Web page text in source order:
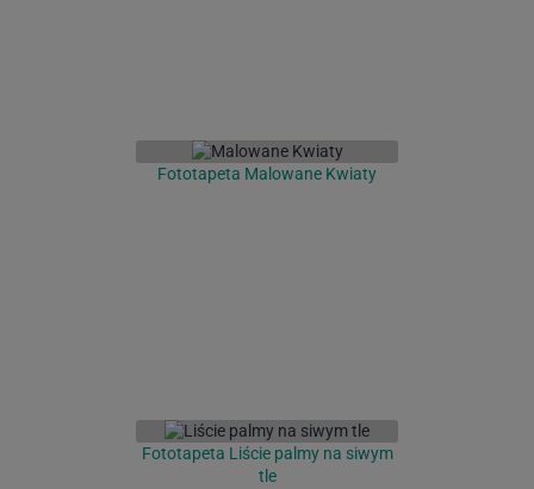
Fototapeta Malowane Kwiaty
Fototapeta Liście palmy na siwym
tle